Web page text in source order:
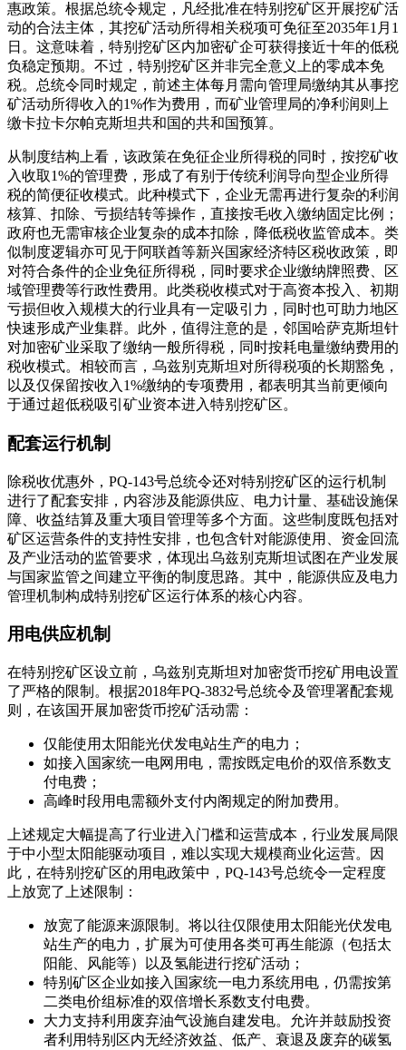
惠政策。根据总统令规定，凡经批准在特别挖矿区开展挖矿活
动的合法主体，其挖矿活动所得相关税项可免征至2035年1月1
日。这意味着，特别挖矿区内加密矿企可获得接近十年的低税
负稳定预期。不过，特别挖矿区并非完全意义上的零成本免
税。总统令同时规定，前述主体每月需向管理局缴纳其从事挖
矿活动所得收入的1%作为费用，而矿业管理局的净利润则上
缴卡拉卡尔帕克斯坦共和国的共和国预算。
从制度结构上看，该政策在免征企业所得税的同时，按挖矿收
入收取1%的管理费，形成了有别于传统利润导向型企业所得
税的简便征收模式。此种模式下，企业无需再进行复杂的利润
核算、扣除、亏损结转等操作，直接按毛收入缴纳固定比例；
政府也无需审核企业复杂的成本扣除，降低税收监管成本。类
似制度逻辑亦可见于阿联酋等新兴国家经济特区税收政策，即
对符合条件的企业免征所得税，同时要求企业缴纳牌照费、区
域管理费等行政性费用。此类税收模式对于高资本投入、初期
亏损但收入规模大的行业具有一定吸引力，同时也可助力地区
快速形成产业集群。此外，值得注意的是，邻国哈萨克斯坦针
对加密矿业采取了缴纳一般所得税，同时按耗电量缴纳费用的
税收模式。相较而言，乌兹别克斯坦对所得税项的长期豁免，
以及仅保留按收入1%缴纳的专项费用，都表明其当前更倾向
于通过超低税吸引矿业资本进入特别挖矿区。
配套运行机制
除税收优惠外，PQ-143号总统令还对特别挖矿区的运行机制
进行了配套安排，内容涉及能源供应、电力计量、基础设施保
障、收益结算及重大项目管理等多个方面。这些制度既包括对
矿区运营条件的支持性安排，也包含针对能源使用、资金回流
及产业活动的监管要求，体现出乌兹别克斯坦试图在产业发展
与国家监管之间建立平衡的制度思路。其中，能源供应及电力
管理机制构成特别挖矿区运行体系的核心内容。
用电供应机制
在特别挖矿区设立前，乌兹别克斯坦对加密货币挖矿用电设置
了严格的限制。根据2018年PQ-3832号总统令及管理署配套规
则，在该国开展加密货币挖矿活动需：
仅能使用太阳能光伏发电站生产的电力；
如接入国家统一电网用电，需按既定电价的双倍系数支
付电费；
高峰时段用电需额外支付内阁规定的附加费用。
上述规定大幅提高了行业进入门槛和运营成本，行业发展局限
于中小型太阳能驱动项目，难以实现大规模商业化运营。因
此，在特别挖矿区的用电政策中，PQ-143号总统令一定程度
上放宽了上述限制：
放宽了能源来源限制。将以往仅限使用太阳能光伏发电
站生产的电力，扩展为可使用各类可再生能源（包括太
阳能、风能等）以及氢能进行挖矿活动；
特别矿区企业如接入国家统一电力系统用电，仍需按第
二类电价组标准的双倍增长系数支付电费。
大力支持利用废弃油气设施自建发电。允许并鼓励投资
者利用特别区内无经济效益、低产、衰退及废弃的碳氢